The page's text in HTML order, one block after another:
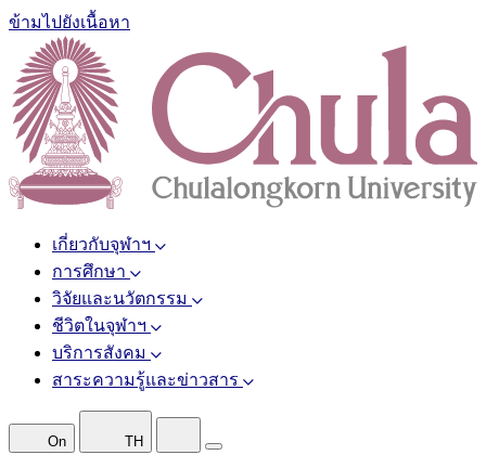
ข้ามไปยังเนื้อหา
เกี่ยวกับจุฬาฯ
การศึกษา
วิจัยและนวัตกรรม
ชีวิตในจุฬาฯ
บริการสังคม
สาระความรู้และข่าวสาร
On TH